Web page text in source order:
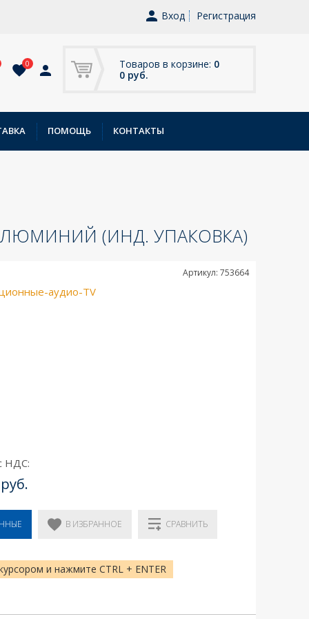
Вход Регистрация
Товаров в корзине: 0
0 руб.
0
ПОМОЩЬ КОНТАКТЫ
АЛЮМИНИЙ (ИНД. УПАКОВКА)
Артикул: 753664
аудио-TV
НДС:
В ИЗБРАННОЕ СРАВНИТЬ
и нажмите CTRL + ENTER